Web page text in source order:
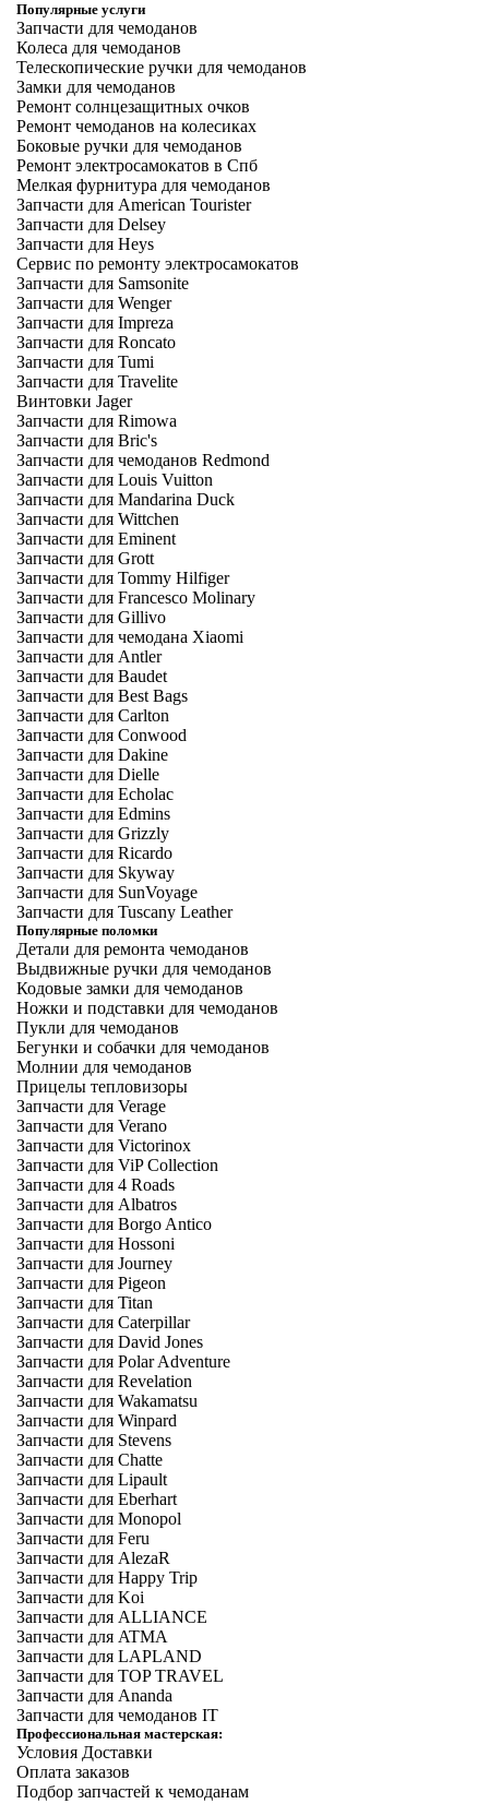
Популярные услуги
Запчасти для чемоданов
Колеса для чемоданов
Телескопические ручки для чемоданов
Замки для чемоданов
Ремонт солнцезащитных очков
Ремонт чемоданов на колесиках
Боковые ручки для чемоданов
Ремонт электросамокатов в Спб
Мелкая фурнитура для чемоданов
Запчасти для American Tourister
Запчасти для Delsey
Запчасти для Heys
Сервис по ремонту электросамокатов
Запчасти для Samsonite
Запчасти для Wenger
Запчасти для Impreza
Запчасти для Roncato
Запчасти для Tumi
Запчасти для Travelite
Винтовки Jager
Запчасти для Rimowa
Запчасти для Bric's
Запчасти для чемоданов Redmond
Запчасти для Louis Vuitton
Запчасти для Mandarina Duck
Запчасти для Wittchen
Запчасти для Eminent
Запчасти для Grott
Запчасти для Tommy Hilfiger
Запчасти для Francesco Molinary
Запчасти для Gillivo
Запчасти для чемодана Xiaomi
Запчасти для Antler
Запчасти для Baudet
Запчасти для Best Bags
Запчасти для Carlton
Запчасти для Conwood
Запчасти для Dakine
Запчасти для Dielle
Запчасти для Echolac
Запчасти для Edmins
Запчасти для Grizzly
Запчасти для Ricardo
Запчасти для Skyway
Запчасти для SunVoyage
Запчасти для Tuscany Leather
Популярные поломки
Детали для ремонта чемоданов
Выдвижные ручки для чемоданов
Кодовые замки для чемоданов
Ножки и подставки для чемоданов
Пукли для чемоданов
Бегунки и собачки для чемоданов
Молнии для чемоданов
Прицелы тепловизоры
Запчасти для Verage
Запчасти для Verano
Запчасти для Victorinox
Запчасти для ViP Collection
Запчасти для 4 Roads
Запчасти для Albatros
Запчасти для Borgo Antico
Запчасти для Hossoni
Запчасти для Journey
Запчасти для Pigeon
Запчасти для Titan
Запчасти для Caterpillar
Запчасти для David Jones
Запчасти для Polar Adventure
Запчасти для Revelation
Запчасти для Wakamatsu
Запчасти для Winpard
Запчасти для Stevens
Запчасти для Chatte
Запчасти для Lipault
Запчасти для Eberhart
Запчасти для Monopol
Запчасти для Feru
Запчасти для AlezaR
Запчасти для Happy Trip
Запчасти для Koi
Запчасти для ALLIANCE
Запчасти для ATMA
Запчасти для LAPLAND
Запчасти для TOP TRAVEL
Запчасти для Ananda
Запчасти для чемоданов IT
Профессиональная мастерская:
Условия Доставки
Оплата заказов
Подбор запчастей к чемоданам